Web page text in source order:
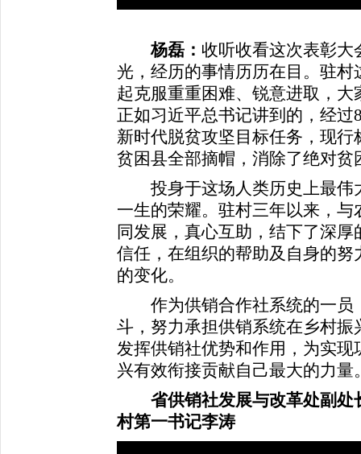
杨磊： 收听收看这次表彰
光，经历的事情历历在目。驻
起克服重重困难、锐意进取，
正如习近平总书记讲到的，经
新时代脱贫攻坚目标任务，现
贫困县全部摘帽，消除了绝对
投身于这场人类历史上最伟
一生的荣耀。驻村三年以来，
同发展，真心互助，结下了深
信任，在组织的帮助及自身的
的变化。
作为供销合作社系统的一员
斗，努力承担供销系统在乡村
发挥供销社优势和作用，为实
兴有效衔接贡献自己最大的力量
省供销社发展与改革处副
村第一书记李涛